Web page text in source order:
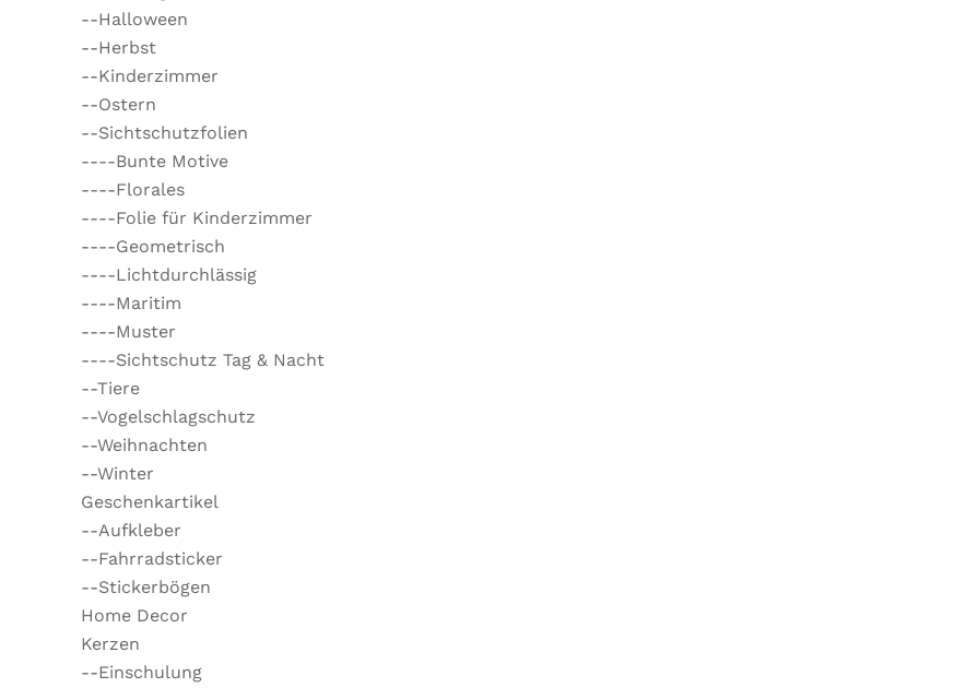
--Halloween
--Herbst
--Kinderzimmer
--Ostern
--Sichtschutzfolien
----Bunte Motive
----Florales
----Folie für Kinderzimmer
----Geometrisch
----Lichtdurchlässig
----Maritim
----Muster
----Sichtschutz Tag & Nacht
--Tiere
--Vogelschlagschutz
--Weihnachten
--Winter
Geschenkartikel
--Aufkleber
--Fahrradsticker
--Stickerbögen
Home Decor
Kerzen
--Einschulung